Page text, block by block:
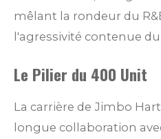
mêlant la rondeur du
l'agressivité contenue
Le Pilier du 400 Unit
La carrière de Jimbo
longue collaboration